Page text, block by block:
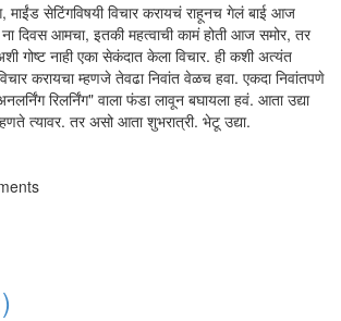
सेटिंगविषयी विचार करायचं राहूनच गेलं बाई आज
दिवस आमचा, इतकी महत्वाची कामं होती आज समोर, तर
गोष्ट नाही एका सेकंदात केला विचार. ही कशी अत्यंत
करायचा म्हणजे तेवढा निवांत वेळच हवा. एकदा निवांतपणे
रिलर्निंग" वाला फंडा लावून बघायला हवं. आता उद्या
त्यावर. तर असो आता शुभरात्री. भेटू उद्या.